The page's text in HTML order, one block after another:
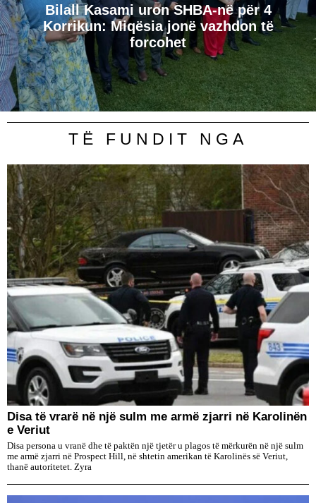
Bilall Kasami uron SHBA-në për 4
Korrikun: Miqësia jonë vazhdon të
forcohet
TË FUNDIT NGA
Disa të vrarë në një sulm me armë zjarri në Karolinën
e Veriut
Disa persona u vranë dhe të paktën një tjetër u plagos të mërkurën në një sulm
me armë zjarri në Prospect Hill, në shtetin amerikan të Karolinës së Veriut,
thanë autoritetet. Zyra